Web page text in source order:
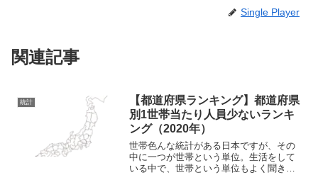
Single Player
関連記事
統計
【都道府県ランキング】都道府県
別1世帯当たり人員少ないランキ
ング（2020年）
世帯色んな統計がある日本ですが、その
中に一つが世帯という単位。生活をして
いる中で、世帯という単位もよく聞きま